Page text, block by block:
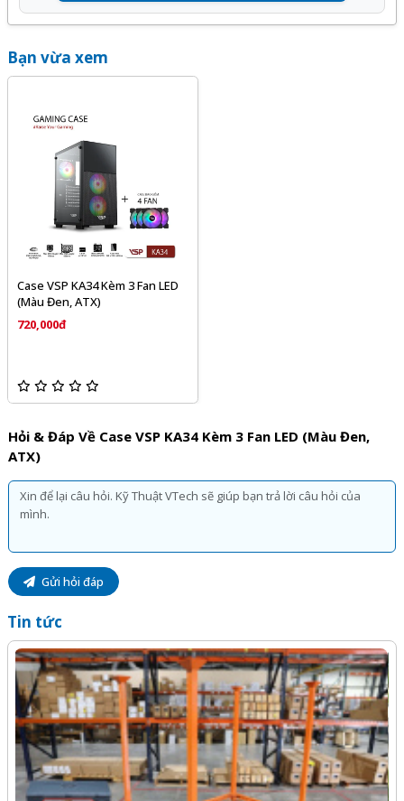
Quý khách hàng hoàn toàn yên tâm khi lựa chọn sử dụng
sản phẩm, dịch vụ tại Kỹ Thuật Vtech.
Bạn vừa xem
Case VSP KA34 Kèm 3 Fan LED
(Màu Đen, ATX)
720,000đ
Hỏi & Đáp Về Case VSP KA34 Kèm 3 Fan LED (Màu Đen,
ATX)
Gửi hỏi đáp
Tin tức